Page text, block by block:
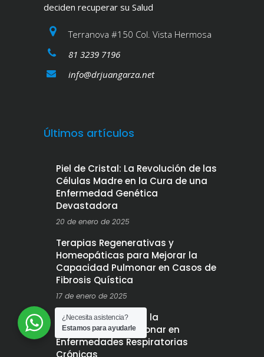
deciden recuperar su Salud
Terranova #150 Col. Vista Hermosa
81 3239 7196
info@drjuangarza.net
Últimos artículos
Piel de Cristal: La Revolución de las
Células Madre en la Cura de una
Enfermedad Genética
Devastadora
20 de enero de 2025
Terapias Regenerativas y
Homeopáticas para Mejorar la
Capacidad Pulmonar en Casos de
Fibrosis Quística
17 de enero de 2025
Células Madre para la
Regeneración Pulmonar en
Enfermedades Respiratorias
Crónicas
¿Necesita asistencia?
Estamos para ayudarle